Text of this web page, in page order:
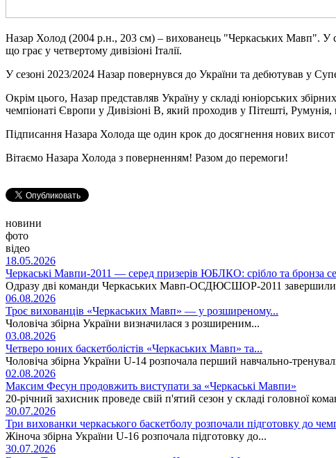
Назар Холод (2004 р.н., 203 см) – вихованець "Черкаських Мавп". У
що грає у четвертому дивізіоні Італії.
У сезоні 2023/2024 Назар повернувся до України та дебютував у
Окрім цього, Назар представляв Україну у складі юніорських
чемпіонаті Європи у Дивізіоні B, який проходив у Пітешті,
Підписання Назара Холода ще один крок до досягнення нових
Вітаємо Назара Холода з поверненням! Разом до перемоги!
новини
фото
відео
18.05.2026
Черкаські Мавпи-2011 — серед призерів ЮБЛКО: срібло та бронза
Одразу дві команди Черкаських Мавп-ОСДЮСШОР-2011 завершили
06.08.2026
Троє вихованців «Черкаських Мавп» — у розширеному...
Чоловіча збірна України визначилася з розширеним...
03.08.2026
Четверо юних баскетболістів «Черкаських Мавп» та...
Чоловіча збірна України U-14 розпочала перший навчально-
02.08.2026
Максим Фесун продовжить виступати за «Черкаські Мавпи»
20-річний захисник проведе свій п'ятий сезон у складі головної
30.07.2026
Три вихованки черкаського баскетболу розпочали підготовку до
Жіноча збірна України U-16 розпочала підготовку до...
30.07.2026